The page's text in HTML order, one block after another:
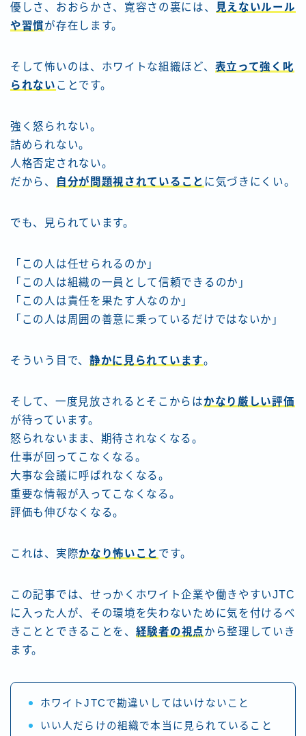
優しさ、おおらかさ、寛容さの裏には、
見えないルール
や習慣が存在します。
そして怖いのは、ホワイトな組織ほど、 表立って強く叱
られない ことです。
強く怒られない。
詰められない。
人格否定されない。
だから、
自分が問題視されていること に気づきにくい。
でも、見られています。
「この人は任せられるのか」
「この人は組織の一員として信頼できるのか」
「この人は責任を果たす人なのか」
「この人は周囲の善意に乗っているだけではないか」
そういう目で、 静かに見られています。
そして、一度見放されるとそこからはかなり厳しい評価
が待っています。
怒られないまま、期待されなくなる。
仕事が回ってこなくなる。
大事な会議に呼ばれなくなる。
重要な情報が入ってこなくなる。
評価も伸びなくなる。
これは、実際かなり怖いこと です。
この記事では、せっかくホワイト企業や働きやすいJTC
に入った人が、その環境を失わないために気を付けるべ
きこととできることを、 経験者の視点から整理していき
ます。
ホワイトJTCで勘違いしてはいけないこと
いい人だらけの組織で本当に見られていること